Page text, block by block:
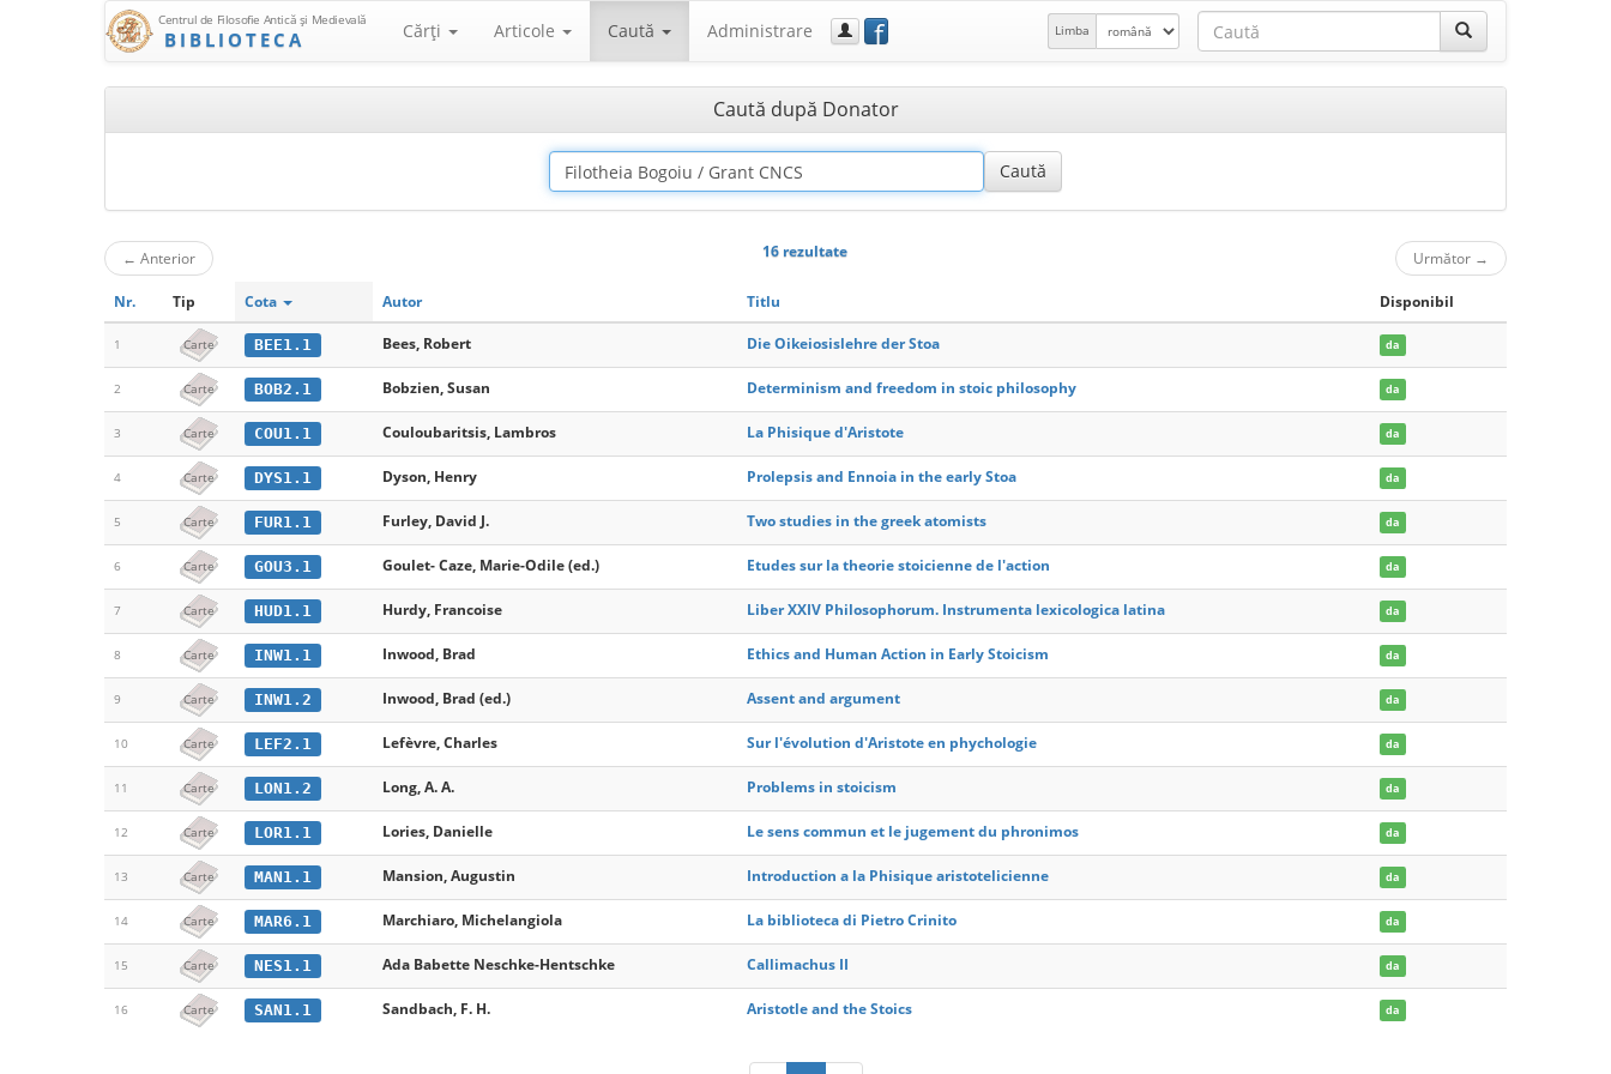
Centrul de Filosofie Antică şi Medievală
BIBLIOTECA Cărţi Articole Caută Administrare f Limba
Caută după Donator
← Anterior 16 rezultate Următor →
Nr. Tip Cota Autor Titlu Disponibil
1 Carte BEE1.1 Bees, Robert Die Oikeiosislehre der Stoa da
2 Carte BOB2.1 Bobzien, Susan Determinism and freedom in stoic philosophy da
3 Carte COU1.1 Couloubaritsis, Lambros La Phisique d'Aristote da
4 Carte DYS1.1 Dyson, Henry Prolepsis and Ennoia in the early Stoa da
5 Carte FUR1.1 Furley, David J. Two studies in the greek atomists da
6 Carte GOU3.1 Goulet- Caze, Marie-Odile (ed.) Etudes sur la theorie stoicienne de l'action da
7 Carte HUD1.1 Hurdy, Francoise Liber XXIV Philosophorum. Instrumenta lexicologica latina da
8 Carte INW1.1 Inwood, Brad Ethics and Human Action in Early Stoicism da
9 Carte INW1.2 Inwood, Brad (ed.) Assent and argument da
10 Carte LEF2.1 Lefèvre, Charles Sur l'évolution d'Aristote en phychologie da
11 Carte LON1.2 Long, A. A. Problems in stoicism da
12 Carte LOR1.1 Lories, Danielle Le sens commun et le jugement du phronimos da
13 Carte MAN1.1 Mansion, Augustin Introduction a la Phisique aristotelicienne da
14 Carte MAR6.1 Marchiaro, Michelangiola La biblioteca di Pietro Crinito da
15 Carte NES1.1 Ada Babette Neschke-Hentschke Callimachus II da
16 Carte SAN1.1 Sandbach, F. H. Aristotle and the Stoics da